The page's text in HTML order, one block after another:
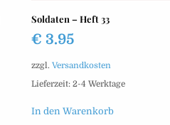
Soldaten – Heft 33
€ 3.95
zzgl. Versandkosten
Lieferzeit: 2-4 Werktage
In den Warenkorb